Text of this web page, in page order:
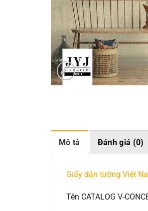
Mô tả Đánh giá (0)
Giấy dán tường Việt
Tên CATALOG V-